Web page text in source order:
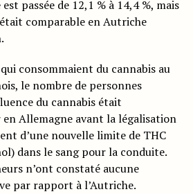
passée de 12,1 % à 14,4 %, mais
comparable en Autriche
consommaient du cannabis au
le nombre de personnes
du cannabis était
Allemagne avant la légalisation
d’une nouvelle limite de THC
dans le sang pour la conduite.
n’ont constaté aucune
par rapport à l’Autriche.